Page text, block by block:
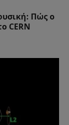
Πώς ο
CERN